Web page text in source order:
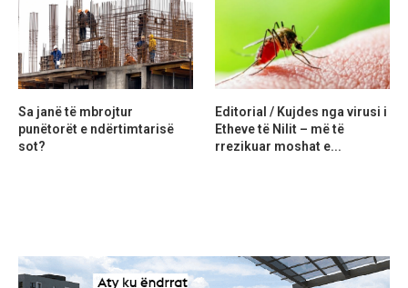
Sa janë të mbrojtur
punëtorët e ndërtimtarisë
sot?
Editorial / Kujdes nga virusi i
Etheve të Nilit – më të
rrezikuar moshat e...